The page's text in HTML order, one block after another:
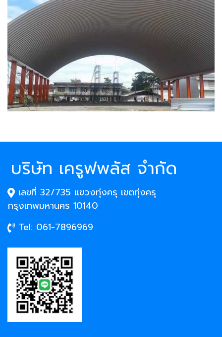
บริษัท เครูฟพลัส จำกัด
เลขที่ 32/735 แขวงทุ่งครุ เขตทุ่งครุ
กรุงเทพมหานคร 10140
Tel: 061-7896969